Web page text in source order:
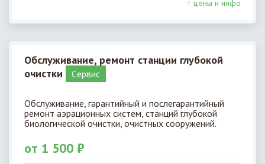
↑ цены и инфо
Обслуживание, ремонт станции глубокой
очистки
Cервис
Обслуживание, гарантийный и послегарантийный
ремонт аэрационных систем, станций глубокой
биологической очистки, очистных сооружений.
от 1 500 ₽